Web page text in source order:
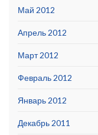
Май 2012
Апрель 2012
Март 2012
Февраль 2012
Январь 2012
Декабрь 2011